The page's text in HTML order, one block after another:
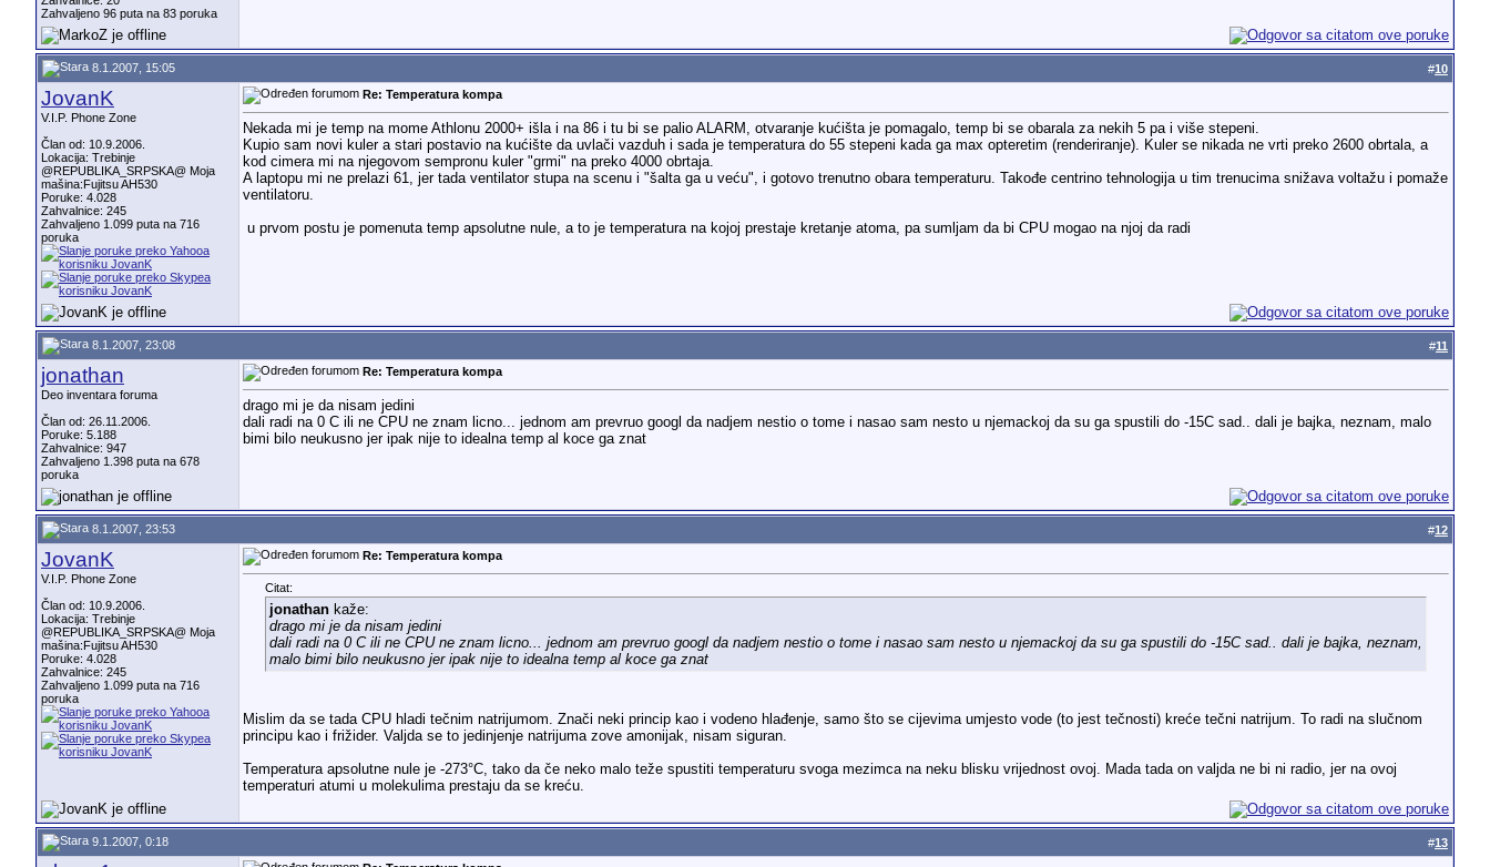
Zahvalnice: 20
Zahvaljeno 96 puta na 83 poruka
8.1.2007, 15:05 #10
JovanK
V.I.P. Phone Zone
Član od: 10.9.2006.
Lokacija: Trebinje
@REPUBLIKA_SRPSKA@ Moja
mašina:Fujitsu AH530
Poruke: 4.028
Zahvalnice: 245
Zahvaljeno 1.099 puta na 716
poruka
Re: Temperatura kompa
Nekada mi je temp na mome Athlonu 2000+ išla i na 86 i tu bi se palio ALARM, otvaranje kućišta je pomagalo, temp bi se obarala za nekih 5 pa i više stepeni.
Kupio sam novi kuler a stari postavio na kućište da uvlači vazduh i sada je temperatura do 55 stepeni kada ga max opteretim (renderiranje). Kuler se nikada ne vrti preko 2600 obrtala, a
kod cimera mi na njegovom sempronu kuler "grmi" na preko 4000 obrtaja.
A laptopu mi ne prelazi 61, jer tada ventilator stupa na scenu i "šalta ga u veću", i gotovo trenutno obara temperaturu. Takođe centrino tehnologija u tim trenucima snižava voltažu i pomaže
ventilatoru.
u prvom postu je pomenuta temp apsolutne nule, a to je temperatura na kojoj prestaje kretanje atoma, pa sumljam da bi CPU mogao na njoj da radi
8.1.2007, 23:08 #11
jonathan
Deo inventara foruma
Član od: 26.11.2006.
Poruke: 5.188
Zahvalnice: 947
Zahvaljeno 1.398 puta na 678
poruka
Re: Temperatura kompa
drago mi je da nisam jedini
dali radi na 0 C ili ne CPU ne znam licno... jednom am prevruo googl da nadjem nestio o tome i nasao sam nesto u njemackoj da su ga spustili do -15C sad.. dali je bajka, neznam, malo
bimi bilo neukusno jer ipak nije to idealna temp al koce ga znat
8.1.2007, 23:53 #12
JovanK
V.I.P. Phone Zone
Član od: 10.9.2006.
Lokacija: Trebinje
@REPUBLIKA_SRPSKA@ Moja
mašina:Fujitsu AH530
Poruke: 4.028
Zahvalnice: 245
Zahvaljeno 1.099 puta na 716
poruka
Re: Temperatura kompa
Citat:
jonathankaže:
drago mi je da nisam jedini
dali radi na 0 C ili ne CPU ne znam licno... jednom am prevruo googl da nadjem nestio o tome i nasao sam nesto u njemackoj da su ga spustili do -15C sad.. dali je bajka, neznam,
malo bimi bilo neukusno jer ipak nije to idealna temp al koce ga znat
Mislim da se tada CPU hladi tečnim natrijumom. Znači neki princip kao i vodeno hlađenje, samo što se cijevima umjesto vode (to jest tečnosti) kreće tečni natrijum. To radi na slučnom
principu kao i frižider. Valjda se to jedinjenje natrijuma zove amonijak, nisam siguran.
Temperatura apsolutne nule je -273°C, tako da če neko malo teže spustiti temperaturu svoga mezimca na neku blisku vrijednost ovoj. Mada tada on valjda ne bi ni radio, jer na ovoj
temperaturi atumi u molekulima prestaju da se kreću.
9.1.2007, 0:18 #13